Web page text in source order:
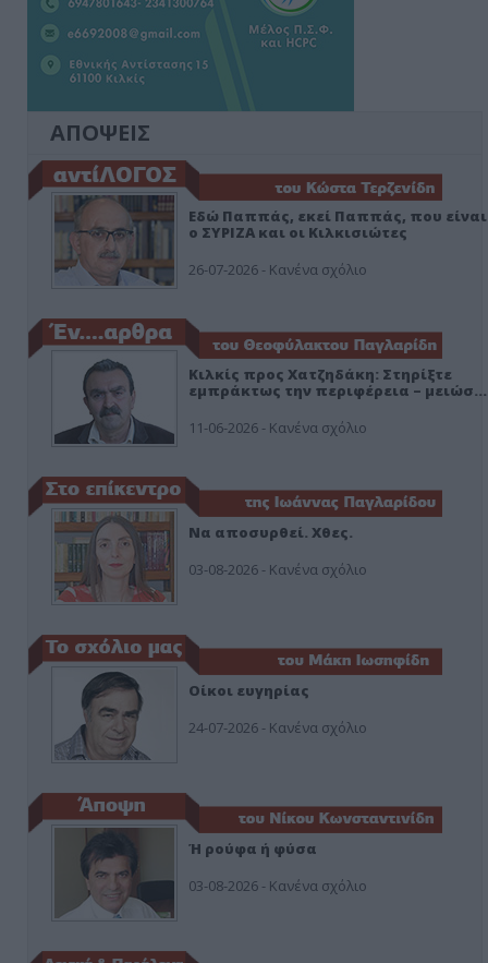
ΑΠΟΨΕΙΣ
Εδώ Παππάς, εκεί Παππάς, που είναι
ο ΣΥΡΙΖΑ και οι Κιλκισιώτες
26-07-2026 - Κανένα σχόλιο
Κιλκίς προς Χατζηδάκη: Στηρίξτε
εμπράκτως την περιφέρεια – μειώσ…
11-06-2026 - Κανένα σχόλιο
Να αποσυρθεί. Χθες.
03-08-2026 - Κανένα σχόλιο
Οίκοι ευγηρίας
24-07-2026 - Κανένα σχόλιο
Ή ρούφα ή φύσα
03-08-2026 - Κανένα σχόλιο